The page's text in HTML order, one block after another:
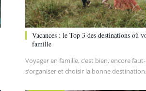
Vacances : le Top 3 des destinations où
famille
Voyager en famille, c’est bien, encore
s’organiser et choisir la bonne